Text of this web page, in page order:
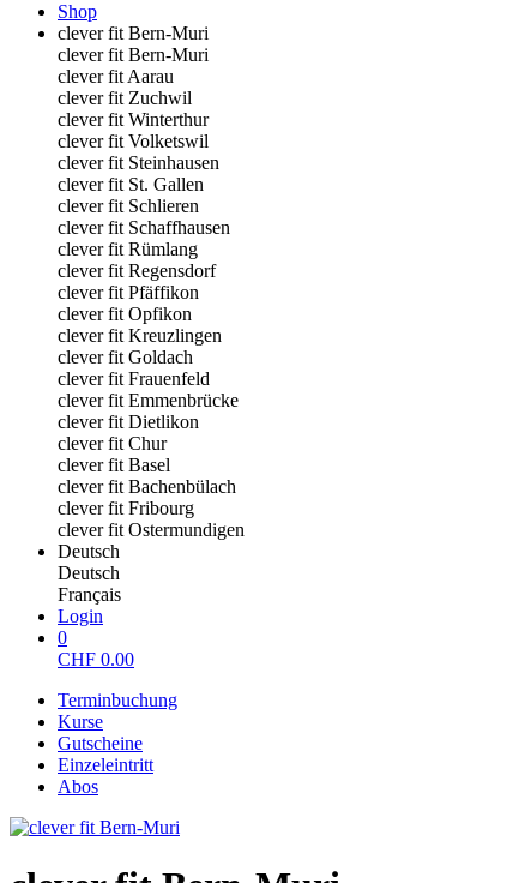
Shop
clever fit Bern-Muri
clever fit Bern-Muri
clever fit Aarau
clever fit Zuchwil
clever fit Winterthur
clever fit Volketswil
clever fit Steinhausen
clever fit St. Gallen
clever fit Schlieren
clever fit Schaffhausen
clever fit Rümlang
clever fit Regensdorf
clever fit Pfäffikon
clever fit Opfikon
clever fit Kreuzlingen
clever fit Goldach
clever fit Frauenfeld
clever fit Emmenbrücke
clever fit Dietlikon
clever fit Chur
clever fit Basel
clever fit Bachenbülach
clever fit Fribourg
clever fit Ostermundigen
Deutsch
Deutsch
Français
Login
0
CHF 0.00
Terminbuchung
Kurse
Gutscheine
Einzeleintritt
Abos